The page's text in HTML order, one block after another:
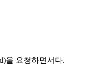
을 요청하면서다.